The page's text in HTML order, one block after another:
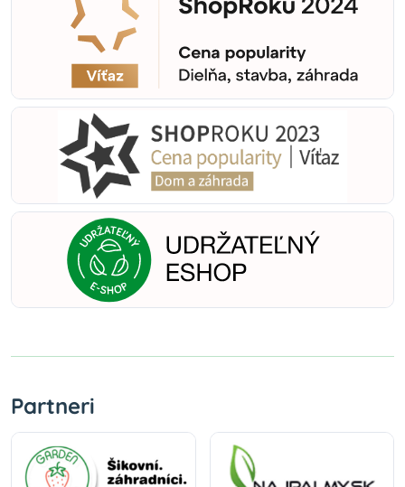
Partneri